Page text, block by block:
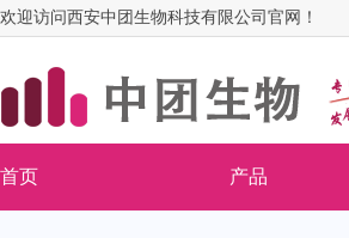
欢迎访问西安中团生物科技有限公司官网！
首页 产品